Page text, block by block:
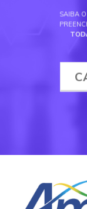
SAIBA